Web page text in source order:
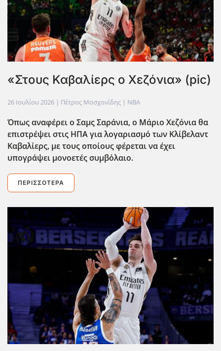
«Στους Καβαλίερς ο Χεζόνια» (pic)
26 Ιουλίου 2026 | Πέτρος Μοσχονίδης | NBA
Όπως αναφέρει ο Σαμς Σαράνια, ο Μάριο Χεζόνια θα
επιστρέψει στις ΗΠΑ για λογαριασμό των Κλίβελαντ
Καβαλίερς, με τους οποίους φέρεται να έχει
υπογράψει μονοετές συμβ΄ολαιο.
ΠΕΡΙΣΣΌΤΕΡΑ